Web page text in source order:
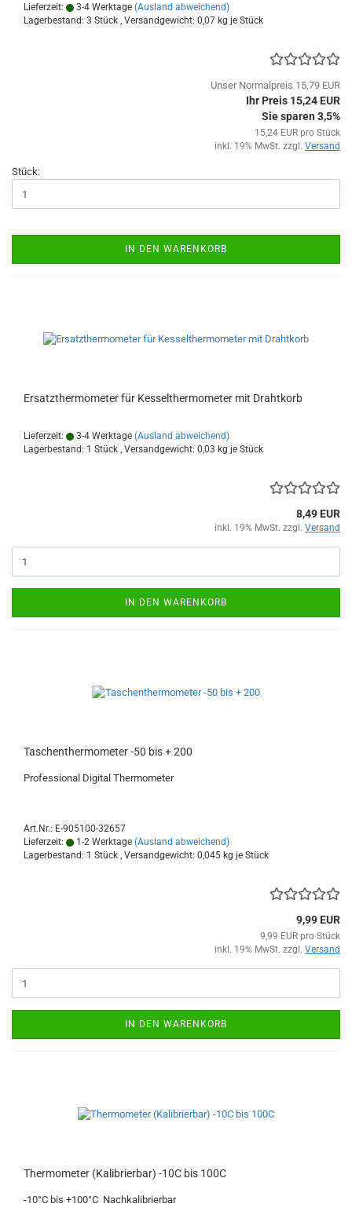
Lieferzeit:
3-4 Werktage (Ausland abweichend)
Lagerbestand: 3 Stück , Versandgewicht: 0,07 kg je Stück
Unser Normalpreis 15,79 EUR
Ihr Preis 15,24 EUR
Sie sparen 3,5%
15,24 EUR pro Stück
inkl. 19% MwSt. zzgl. Versand
Stück:
IN DEN WARENKORB
Ersatzthermometer für Kesselthermometer mit Drahtkorb
Lieferzeit: 3-4 Werktage (Ausland abweichend)
Lagerbestand: 1 Stück , Versandgewicht: 0,03 kg je Stück
8,49 EUR
inkl. 19% MwSt. zzgl. Versand
IN DEN WARENKORB
Taschenthermometer -50 bis + 200
Professional Digital Thermometer
Art.Nr.: E-905100-32657
Lieferzeit:
1-2 Werktage (Ausland abweichend)
Lagerbestand: 1 Stück , Versandgewicht: 0,045 kg je Stück
9,99 EUR
9,99 EUR pro Stück
inkl. 19% MwSt. zzgl. Versand
IN DEN WARENKORB
Thermometer (Kalibrierbar) -10C bis 100C
-10°C bis +100°C Nachkalibrierbar